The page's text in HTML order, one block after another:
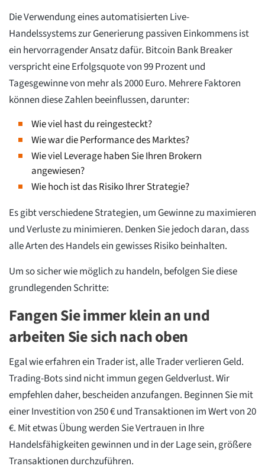
Die Verwendung eines automatisierten Live-
Handelssystems zur Generierung passiven Einkommens ist
ein hervorragender Ansatz dafür. Bitcoin Bank Breaker
verspricht eine Erfolgsquote von 99 Prozent und
Tagesgewinne von mehr als 2000 Euro. Mehrere Faktoren
können diese Zahlen beeinflussen, darunter:
Wie viel hast du reingesteckt?
Wie war die Performance des Marktes?
Wie viel Leverage haben Sie Ihren Brokern
angewiesen?
Wie hoch ist das Risiko Ihrer Strategie?
Es gibt verschiedene Strategien, um Gewinne zu maximieren
und Verluste zu minimieren. Denken Sie jedoch daran, dass
alle Arten des Handels ein gewisses Risiko beinhalten.
Um so sicher wie möglich zu handeln, befolgen Sie diese
grundlegenden Schritte:
Fangen Sie immer klein an und
arbeiten Sie sich nach oben
Egal wie erfahren ein Trader ist, alle Trader verlieren Geld.
Trading-Bots sind nicht immun gegen Geldverlust. Wir
empfehlen daher, bescheiden anzufangen. Beginnen Sie mit
einer Investition von 250 € und Transaktionen im Wert von 20
€. Mit etwas Übung werden Sie Vertrauen in Ihre
Handelsfähigkeiten gewinnen und in der Lage sein, größere
Transaktionen durchzuführen.